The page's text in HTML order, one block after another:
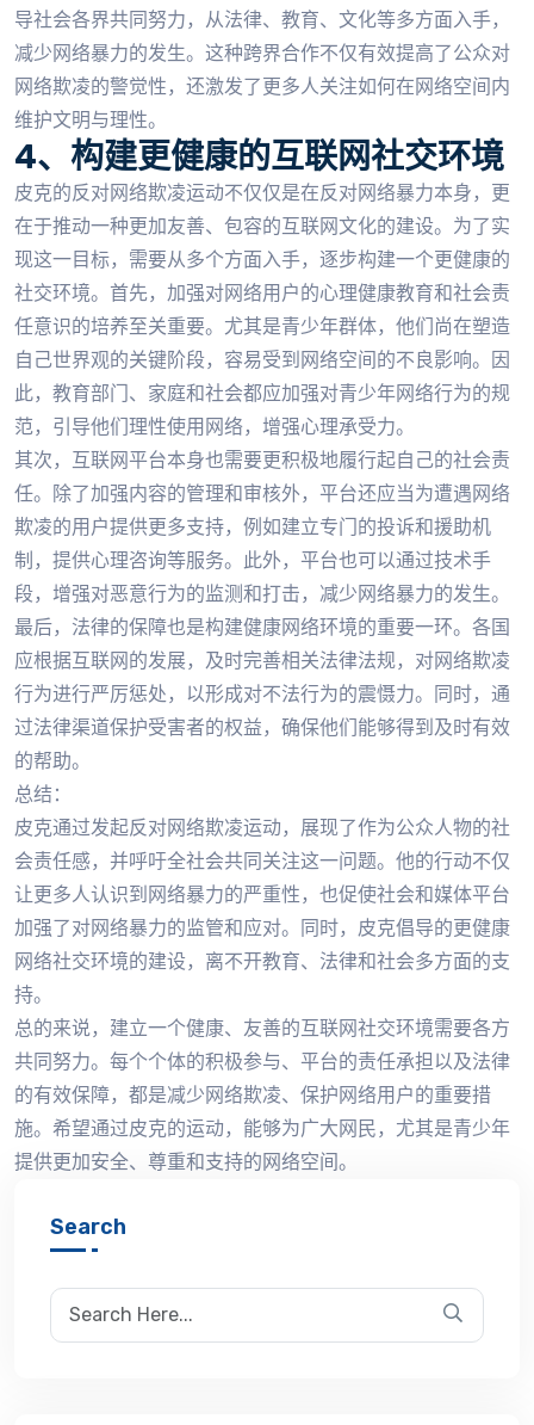
导社会各界共同努力，从法律、教育、文化等多方面入手，
减少网络暴力的发生。这种跨界合作不仅有效提高了公众对
网络欺凌的警觉性，还激发了更多人关注如何在网络空间内
维护文明与理性。
4、构建更健康的互联网社交环境
皮克的反对网络欺凌运动不仅仅是在反对网络暴力本身，更
在于推动一种更加友善、包容的互联网文化的建设。为了实
现这一目标，需要从多个方面入手，逐步构建一个更健康的
社交环境。首先，加强对网络用户的心理健康教育和社会责
任意识的培养至关重要。尤其是青少年群体，他们尚在塑造
自己世界观的关键阶段，容易受到网络空间的不良影响。因
此，教育部门、家庭和社会都应加强对青少年网络行为的规
范，引导他们理性使用网络，增强心理承受力。
其次，互联网平台本身也需要更积极地履行起自己的社会责
任。除了加强内容的管理和审核外，平台还应当为遭遇网络
欺凌的用户提供更多支持，例如建立专门的投诉和援助机
制，提供心理咨询等服务。此外，平台也可以通过技术手
段，增强对恶意行为的监测和打击，减少网络暴力的发生。
最后，法律的保障也是构建健康网络环境的重要一环。各国
应根据互联网的发展，及时完善相关法律法规，对网络欺凌
行为进行严厉惩处，以形成对不法行为的震慑力。同时，通
过法律渠道保护受害者的权益，确保他们能够得到及时有效
的帮助。
总结：
皮克通过发起反对网络欺凌运动，展现了作为公众人物的社
会责任感，并呼吁全社会共同关注这一问题。他的行动不仅
让更多人认识到网络暴力的严重性，也促使社会和媒体平台
加强了对网络暴力的监管和应对。同时，皮克倡导的更健康
网络社交环境的建设，离不开教育、法律和社会多方面的支
持。
总的来说，建立一个健康、友善的互联网社交环境需要各方
共同努力。每个个体的积极参与、平台的责任承担以及法律
的有效保障，都是减少网络欺凌、保护网络用户的重要措
施。希望通过皮克的运动，能够为广大网民，尤其是青少年
提供更加安全、尊重和支持的网络空间。
Search